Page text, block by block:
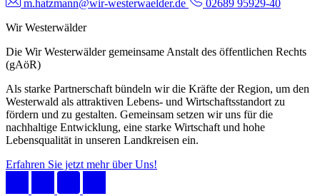
m.hatzmann@wir-westerwaelder.de
02689 95929-40
Wir Westerwälder
Die Wir Westerwälder gemeinsame Anstalt des öffentlichen Rechts
(gAöR)
Als starke Partnerschaft bündeln wir die Kräfte der Region, um den
Westerwald als attraktiven Lebens- und Wirtschaftsstandort zu
fördern und zu gestalten. Gemeinsam setzen wir uns für die
nachhaltige Entwicklung, eine starke Wirtschaft und hohe
Lebensqualität in unseren Landkreisen ein.
Erfahren Sie jetzt mehr über Uns!